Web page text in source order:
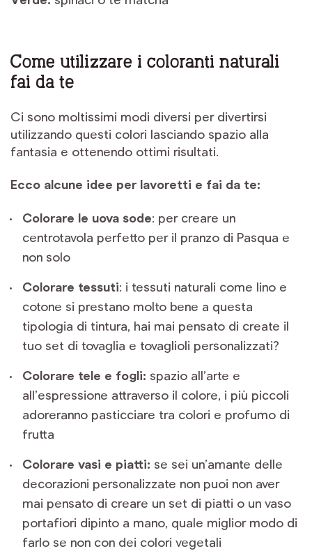
Come utilizzare i coloranti naturali
fai da te
Ci sono moltissimi modi diversi per divertirsi
utilizzando questi colori lasciando spazio alla
fantasia e ottenendo ottimi risultati.
Ecco alcune idee per lavoretti e fai da te:
Colorare le uova sode: per creare un
centrotavola perfetto per il pranzo di Pasqua e
non solo
Colorare tessuti: i tessuti naturali come lino e
cotone si prestano molto bene a questa
tipologia di tintura, hai mai pensato di create il
tuo set di tovaglia e tovaglioli personalizzati?
Colorare tele e fogli: spazio all’arte e
all’espressione attraverso il colore, i più piccoli
adoreranno pasticciare tra colori e profumo di
frutta
Colorare vasi e piatti: se sei un’amante delle
decorazioni personalizzate non puoi non aver
mai pensato di creare un set di piatti o un vaso
portafiori dipinto a mano, quale miglior modo di
farlo se non con dei colori vegetali